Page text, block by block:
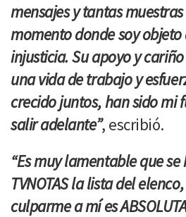
mensajes y tantas
momento donde soy
injusticia. Su apoyo y
una vida de trabajo y
crecido juntos, han sido mi
salir adelante”, escribió.
“Es muy lamentable que
TVNOTAS la lista del
culparme a mí es